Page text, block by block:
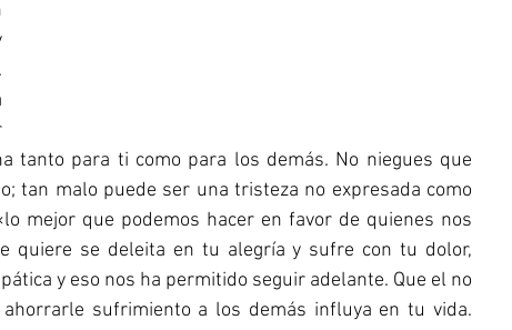
tanto para ti como para los demás. No niegues que
tan malo puede ser una tristeza no expresada como
mejor que podemos hacer en favor de quienes nos
quiere se deleita en tu alegría y sufre con tu dolor,
y eso nos ha permitido seguir adelante. Que el no
sufrimiento a los demás influya en tu vida.